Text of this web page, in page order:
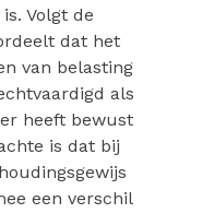
Volgt de
dat het
van belasting
als
heeft bewust
is dat bij
een verschil